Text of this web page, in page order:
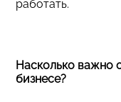
работать.
Насколько важно
бизнесе?